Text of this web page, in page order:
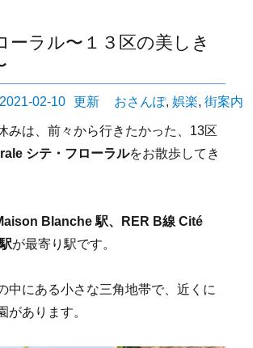
ーラル〜１３区の美しき
2021-02-10
カ
テ
ゴ
おさんぽ, 娯楽, 街案内
みは、前々から行きたかった、13区
シテ・フローラルをお散歩してき
Blanche 駅、RER B線 Cité
が最寄り駅です。
中にある小さな三角地帯で、近くに
があります。